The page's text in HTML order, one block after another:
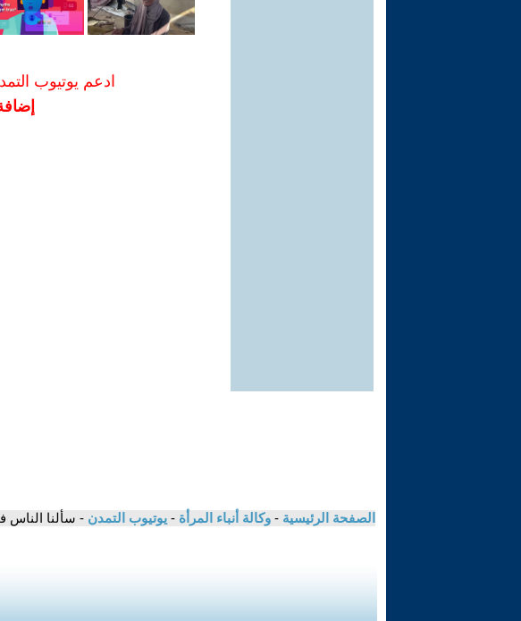
ادعم يوتيوب
الصفحة الرئيسية - وكالة أنباء المرأة - يوتيوب التمدن - سألنا الناس